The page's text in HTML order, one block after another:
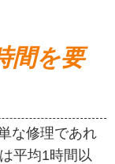
間を要
な修理であれ
平均1時間以